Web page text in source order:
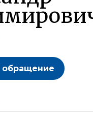
обращение